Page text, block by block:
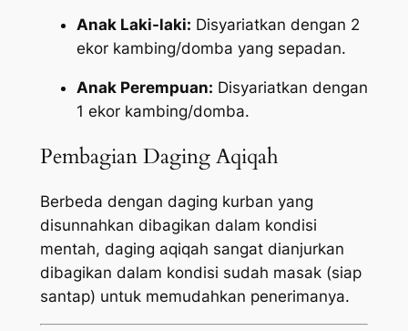
Anak Laki-laki: Disyariatkan dengan 2
ekor kambing/domba yang sepadan.
Anak Perempuan: Disyariatkan dengan
1 ekor kambing/domba.
Pembagian Daging Aqiqah
Berbeda dengan daging kurban yang
disunnahkan dibagikan dalam kondisi
mentah, daging aqiqah sangat dianjurkan
dibagikan dalam kondisi sudah masak (siap
santap) untuk memudahkan penerimanya.